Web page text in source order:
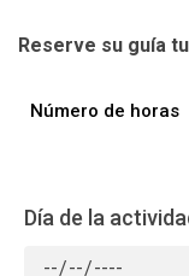
Reserve su guía
Número de horas
Día de la